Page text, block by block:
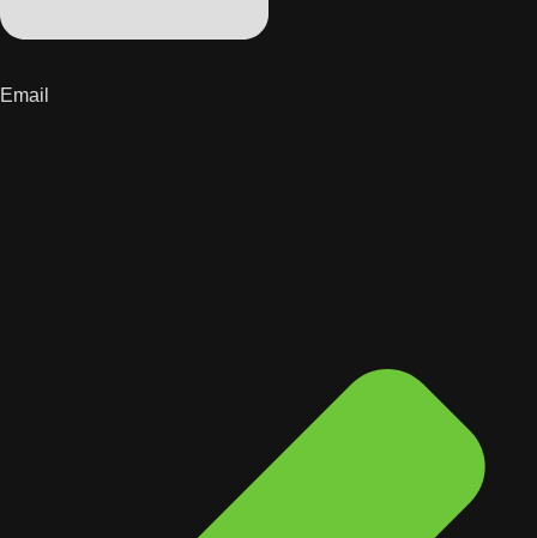
Email